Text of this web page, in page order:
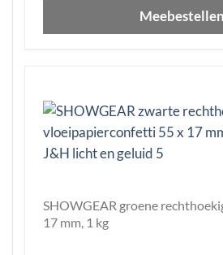
Meebestellen
SHOWGEAR groene
17 mm, 1 kg